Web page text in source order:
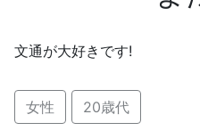
文通が大好きです!
女性 20歳代